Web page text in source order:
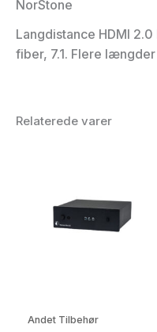
NorStone
Langdistance HDMI
fiber, 7.1. Flere
Relaterede varer
Andet Tilbehør